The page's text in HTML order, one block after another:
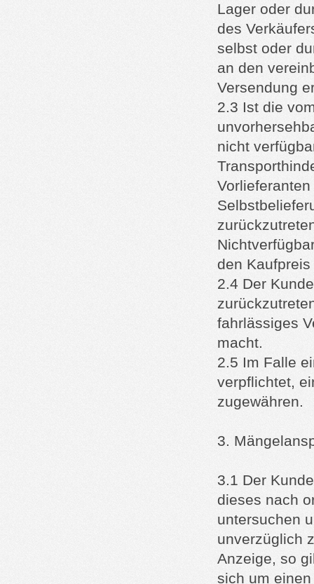
Lager oder
des
selbst oder
an den
Versendung
2.3 Ist die
nicht
den
2.4 Der
fahrlässiges
macht.
2.5 Im Falle
verpflichtet,
zugewähren.
3.
3.1 Der
dieses nach
untersuchen
unverzüglich
Anzeige, so
sich um